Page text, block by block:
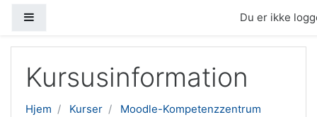
Du er ikke
Kursusinformation
Hjem Kurser
Moodle-Kompetenzzentrum